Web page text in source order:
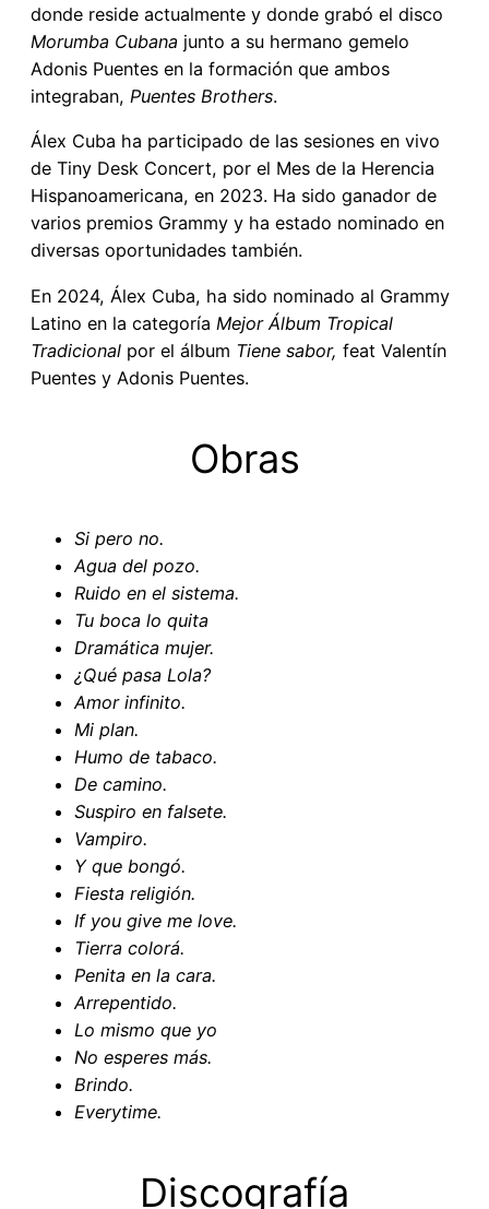
donde reside actualmente y donde grabó el disco
Morumba Cubana junto a su hermano gemelo
Adonis Puentes en la formación que ambos
integraban, Puentes Brothers.
Álex Cuba ha participado de las sesiones en vivo
de Tiny Desk Concert, por el Mes de la Herencia
Hispanoamericana, en 2023. Ha sido ganador de
varios premios Grammy y ha estado nominado en
diversas oportunidades también.
En 2024, Álex Cuba, ha sido nominado al Grammy
Latino en la categoría Mejor Álbum Tropical
Tradicional por el álbum Tiene sabor, feat Valentín
Puentes y Adonis Puentes.
Obras
Si pero no.
Agua del pozo.
Ruido en el sistema.
Tu boca lo quita
Dramática mujer.
¿Qué pasa Lola?
Amor infinito.
Mi plan.
Humo de tabaco.
De camino.
Suspiro en falsete.
Vampiro.
Y que bongó.
Fiesta religión.
If you give me love.
Tierra colorá.
Penita en la cara.
Arrepentido.
Lo mismo que yo
No esperes más.
Brindo.
Everytime.
Discografía